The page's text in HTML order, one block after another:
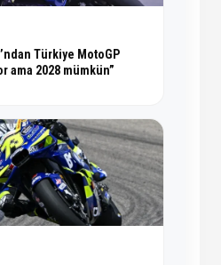
Türkiye MotoGP
ama 2028 mümkün”